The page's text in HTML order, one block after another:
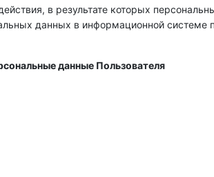
в результате которых
данных в информационной
данные Пользователя